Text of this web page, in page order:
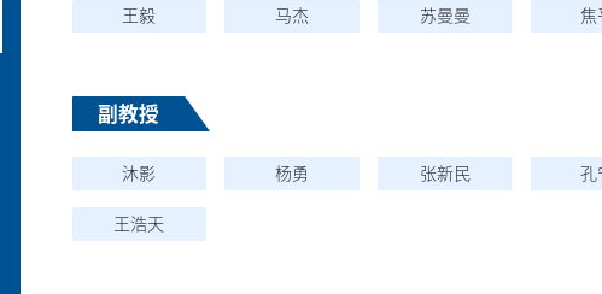
王毅 马杰 苏曼曼 焦
副教授
沐影 杨勇 张新民 孔
王浩天